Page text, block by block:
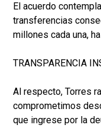
El acuerdo
transferencias
millones cada una,
TRANSPARENCIA
Al respecto, Torres
comprometimos
que ingrese por la